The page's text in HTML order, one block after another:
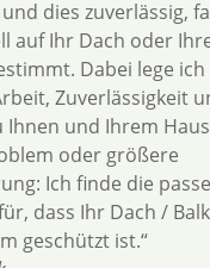
dies zuverlässig,
auf Ihr Dach oder
Dabei lege
Zuverlässigkeit
Ihnen und Ihrem
oder größere
Ich finde die
dass Ihr Dach /
geschützt ist.“